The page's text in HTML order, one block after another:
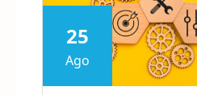
25
Ago